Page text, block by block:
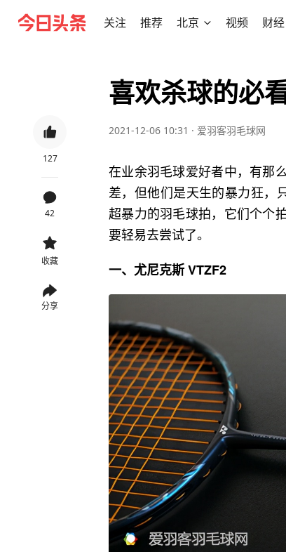
关注 推荐 北京 视频 财经
127
42
收藏
分享
喜欢杀球的必
2021-12-06 10:31 · 爱羽客羽毛球网
在业余羽毛球爱好者中，有那
差，但他们是天生的暴力狂，
超暴力的羽毛球拍，它们个个
要轻易去尝试了。
一、尤尼克斯 VTZF2